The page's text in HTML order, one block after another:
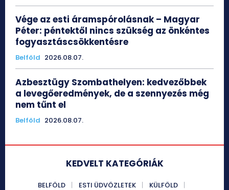
Vége az esti áramspórolásnak – Magyar
Péter: péntektől nincs szükség az önkéntes
fogyasztáscsökkentésre
Belföld 2026.08.07.
Azbesztügy Szombathelyen: kedvezőbbek
a levegőeredmények, de a szennyezés még
nem tűnt el
Belföld 2026.08.07.
KEDVELT KATEGÓRIÁK
BELFÖLD ESTI ÜDVÖZLETEK
KÜLFÖLD